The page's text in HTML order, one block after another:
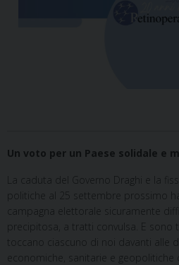
Un voto per un Paese solidale e
La caduta del Governo Draghi e la
politiche al 25 settembre prossimo
campagna elettorale sicuramente
precipitosa, a tratti convulsa. E sono
toccano ciascuno di noi davanti alle
economiche, sanitarie e geopolitiche